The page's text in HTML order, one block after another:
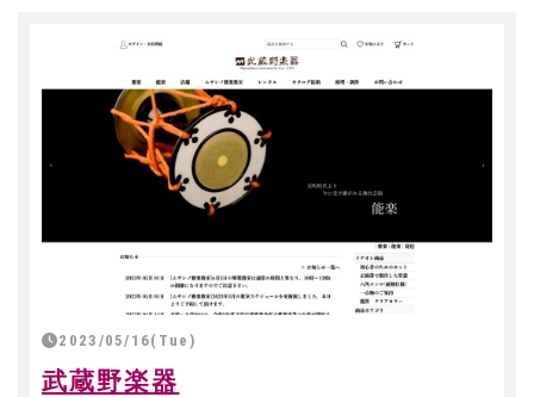
2023/05/16(Tue)
武蔵野楽器